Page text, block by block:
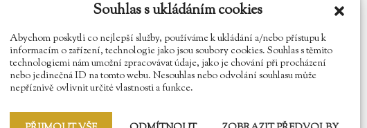
Souhlas s ukládáním cookies
Abychom poskytli co nejlepší služby, používáme k ukládání a/nebo přístupu k
informacím o zařízení, technologie jako jsou soubory cookies. Souhlas s těmito
technologiemi nám umožní zpracovávat údaje, jako je chování při procházení
nebo jedinečná ID na tomto webu. Nesouhlas nebo odvolání souhlasu může
nepříznivě ovlivnit určité vlastnosti a funkce.
Najdete nás na Facebooku
Sledujte náš Instagram